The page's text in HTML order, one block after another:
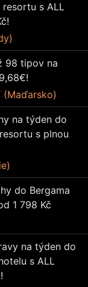
s ALL
98 tipov na
(Maďarsko)
na týden do
s plnou
do Bergama
1 798 Kč
na týden do
s ALL